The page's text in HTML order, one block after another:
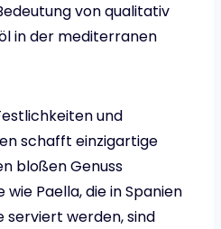
von qualitativ
in der mediterranen
und
schafft einzigartige
bloßen Genuss
Paella, die in Spanien
serviert werden, sind